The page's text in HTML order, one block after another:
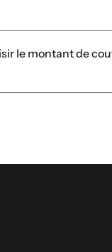
le montant de